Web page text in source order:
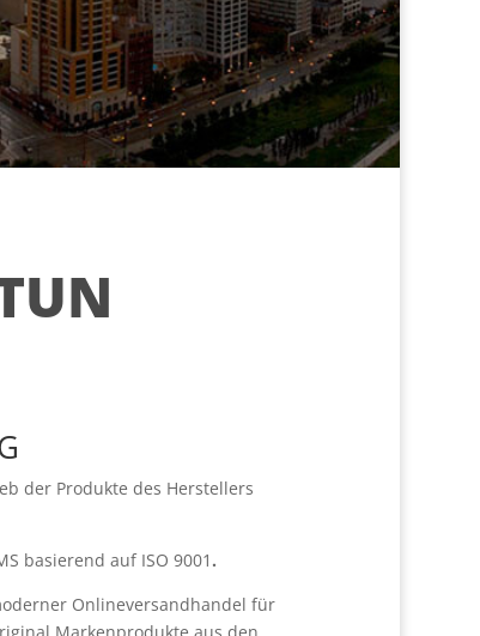
der Produkte des Herstellers
basierend auf ISO 9001 .
Onlineversandhandel für